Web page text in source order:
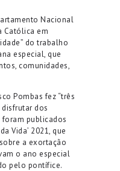
Nacional
Católica em
do trabalho
especial, que
comunidades,
Pombas fez “três
dos
publicados
Vida’ 2021, que
a exortação
o ano especial
pelo pontífice.